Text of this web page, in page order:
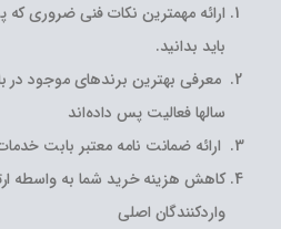
ارائه مهمترین نکات فنی ضروری
باید بدانید.
معرفی بهترین برندهای موجود در
سالها فعالیت پس داده‌اند
ارائه ضمانت نامه معتبر بابت
کاهش هزینه خرید شما به واسطه
واردکنندگان اصلی